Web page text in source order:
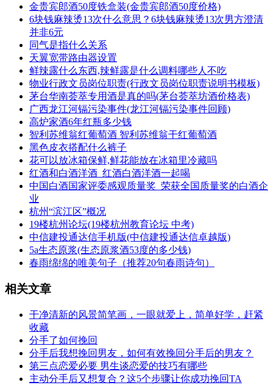
​金贵宾郎酒50度铁盒装(金贵宾郎酒50度价格)
​6块钱麻辣烫13次什么意思？6块钱麻辣烫13次男方澄清
并非6元
​同气是指什么关系
​天翼宽带路由器设置
​鲜辣露什么东西,辣鲜露是什么调料哪些人不吃
​物业行政文员岗位职责(行政文员岗位职责说明书模板)
​茅台华南荟萃专用酒是真的吗(茅台荟萃坊酒价格表)
​广西龙江河镉污染事件(龙江河镉污染事件回顾)
​高炉家酒6年红瓶多少钱
​智利苏维翁红葡萄酒 智利苏维翁干红葡萄酒
​黑色皮衣搭配什么裤子
​花可以放冰箱保鲜,鲜花能放在冰箱里冷藏吗
​红酒和白酒洋酒_红酒白酒洋酒一起喝
​中国白酒国家评委感观质量奖_荣获全国质量奖的白酒企
业
​杭州“滨江区”概况
​19楼杭州论坛(19楼杭州教育论坛 中考)
​中信建投通达信手机版(中信建投通达信卓越版)
​5a生态原浆(生态原浆酒53度的多少钱)
​春雨绵绵的唯美句子（推荐20句春雨诗句）
相关文章
​干净清新的风景简笔画，一眼就爱上，简单好学，赶紧
收藏
​分手了如何挽回
​分手后我想挽回男友，如何有效挽回分手后的男友？
​第三点恋爱必要 男生谈恋爱的技巧有哪些
​主动分手后又想复合？这5个步骤让你成功挽回TA